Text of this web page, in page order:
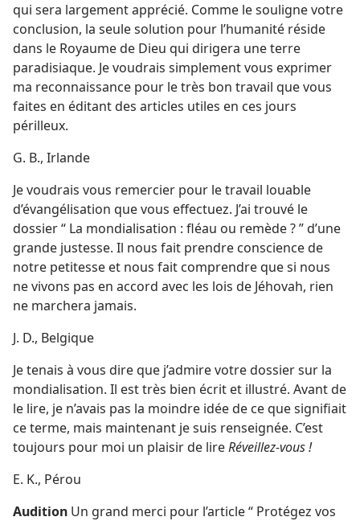
qui sera largement apprécié. Comme le souligne votre
conclusion, la seule solution pour l’humanité réside
dans le Royaume de Dieu qui dirigera une terre
paradisiaque. Je voudrais simplement vous exprimer
ma reconnaissance pour le très bon travail que vous
faites en éditant des articles utiles en ces jours
périlleux.
G. B., Irlande
Je voudrais vous remercier pour le travail louable
d’évangélisation que vous effectuez. J’ai trouvé le
dossier “ La mondialisation : fléau ou remède ? ” d’une
grande justesse. Il nous fait prendre conscience de
notre petitesse et nous fait comprendre que si nous
ne vivons pas en accord avec les lois de Jéhovah, rien
ne marchera jamais.
J. D., Belgique
Je tenais à vous dire que j’admire votre dossier sur la
mondialisation. Il est très bien écrit et illustré. Avant de
le lire, je n’avais pas la moindre idée de ce que signifiait
ce terme, mais maintenant je suis renseignée. C’est
toujours pour moi un plaisir de lireRéveillez-vous !
E. K., Pérou
Audition Un grand merci pour l’article “ Protégez vos